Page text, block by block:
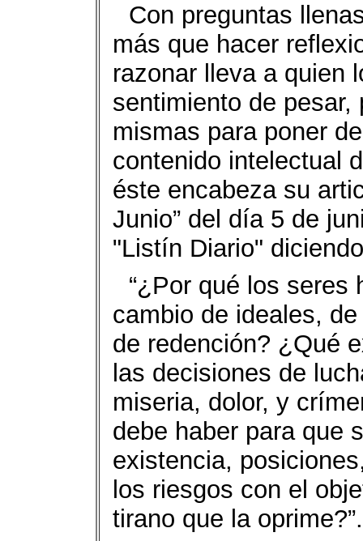
Con preguntas
más que hacer
razonar lleva a quien
sentimiento de
mismas para poner
contenido intelectual
éste encabeza su
Junio” del día 5 de
"Listín Diario"
“¿Por qué los seres
cambio de ideales,
de redención? ¿Qué
las decisiones de
miseria, dolor, y
debe haber para que
existencia,
los riesgos con el
tirano que la oprime?”.